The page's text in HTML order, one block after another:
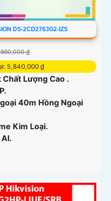
DS-2CD2763G2-IZS
₫
5,840,000 ₫
Chất Lượng Cao .
40m Hồng Ngoại
Kim Loại.